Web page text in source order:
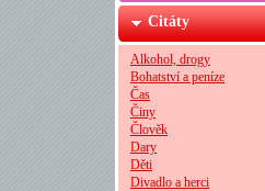
Citáty
Alkohol, drogy
Bohatství a peníze
Čas
Činy
Člověk
Dary
Děti
Divadlo a herci